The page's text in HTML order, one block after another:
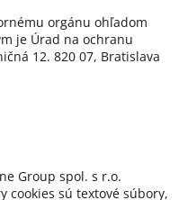
orgánu ohľadom
je Úrad na ochranu
12. 820 07, Bratislava
Group spol. s r.o.
cookies sú textové súbory,